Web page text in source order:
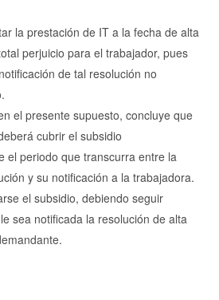
la prestación de IT a la fecha de alta
perjuicio para el trabajador, pues
de tal resolución no
el presente supuesto, concluye que
cubrir el subsidio
el periodo que transcurra entre la
y su notificación a la trabajadora.
el subsidio, debiendo seguir
sea notificada la resolución de alta